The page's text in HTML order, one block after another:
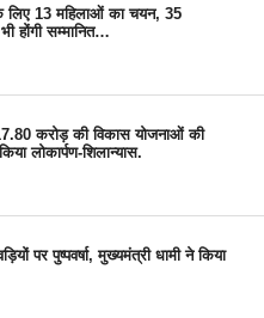
लिए 13 महिलाओं का चयन, 35
होंगी सम्मानित…
करोड़ की विकास योजनाओं की
लोकार्पण-शिलान्यास.
पर पुष्पवर्षा, मुख्यमंत्री धामी ने किया